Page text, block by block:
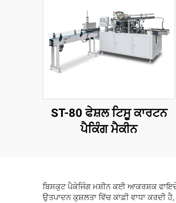
ST-80 ਫੇਸ਼ਲ ਟਿਸੂ ਕਾਰਟਨ
ਪੈਕਿੰਗ ਮੈਕੀਨ
ਬਿਸਕੁਟ ਪੈਕੇਜਿੰਗ ਮਸ਼ੀਨ ਕਈ ਆਕਰਸ਼ਕ
ਉਤਪਾਦਨ ਕੁਸ਼ਲਤਾ ਵਿੱਚ ਕਾਫ਼ੀ ਵਾਧਾ ਕਰਦੀ